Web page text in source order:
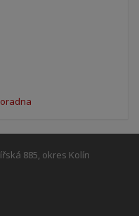
885, okres Kolín